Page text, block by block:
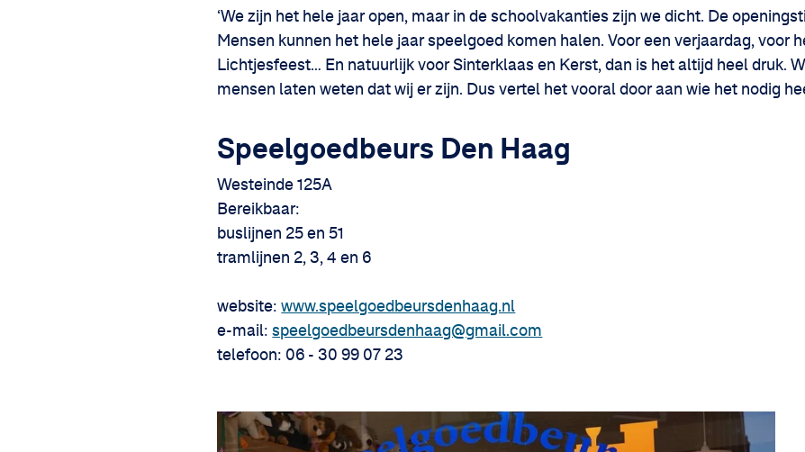
‘We zijn het hele jaar open, maar in de schoolvakanties zijn we dicht. De
Mensen kunnen het hele jaar speelgoed komen halen. Voor een verjaardag, voor
Lichtjesfeest… En natuurlijk voor Sinterklaas en Kerst, dan is het altijd heel druk.
mensen laten weten dat wij er zijn. Dus vertel het vooral door aan wie het nodig
Speelgoedbeurs Den Haag
Westeinde 125A
Bereikbaar:
buslijnen 25 en 51
tramlijnen 2, 3, 4 en 6
website:www.speelgoedbeursdenhaag.nl
e-mail:speelgoedbeursdenhaag@gmail.com
telefoon: 06 - 30 99 07 23